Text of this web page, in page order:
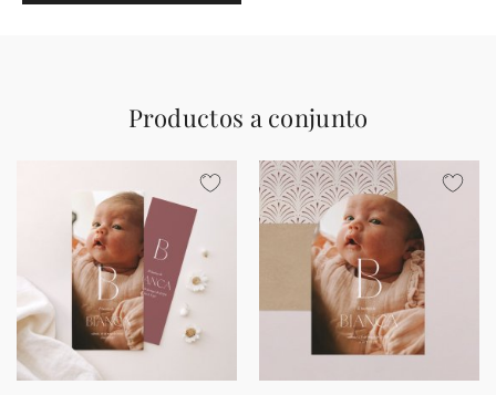
Productos a conjunto